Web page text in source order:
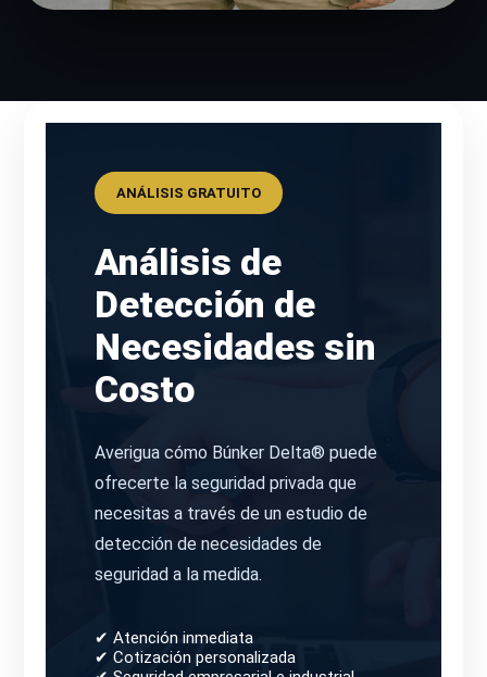
ANÁLISIS GRATUITO
Análisis de
Detección de
Necesidades sin
Costo
Averigua cómo Búnker Delta® puede
ofrecerte la seguridad privada que
necesitas a través de un estudio de
detección de necesidades de
seguridad a la medida.
✔ Atención inmediata
✔ Cotización personalizada